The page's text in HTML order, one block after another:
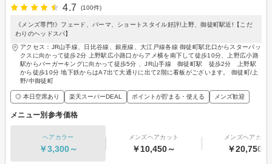
4.7
(100件)
《メンズ専門!》フェード、パーマ、ショートスタイル好評!上野、御徒町駅近!【こだ
わりのヘッドスパ】
アクセス：JR山手線、日比谷線、銀座線、大江戸線各線 御徒町駅北口からスターバッ
クスに向かって徒歩2分 上野駅広小路口からアメ横を南下して徒歩10分、上野広小路
駅からバーガーキングに向かって徒歩5分 、JR山手線 御徒町駅 徒歩2分 上野駅
から徒歩10分 地下鉄からはA7出て大通りに出て2階に看板がございます。 御徒町/上
野/中御徒町
◎ 本日空席あり 楽天スーパーDEAL ポイントが貯まる・使える メンズ歓迎
メニュー別参考価格
ヘアカラー
￥3,300～
メンズヘアカット
￥10,450～
メンズヘアカラ
￥20,750～